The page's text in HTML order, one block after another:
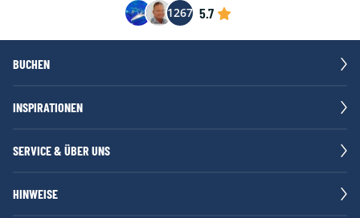
Superior Beach Bungalow
Einzelzimmer
1267 5.7
BUCHEN
INSPIRATIONEN
SERVICE & ÜBER UNS
HINWEISE